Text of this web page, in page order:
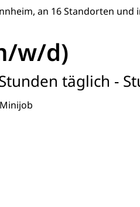
w/d)
täglich -
an 16 Standorten